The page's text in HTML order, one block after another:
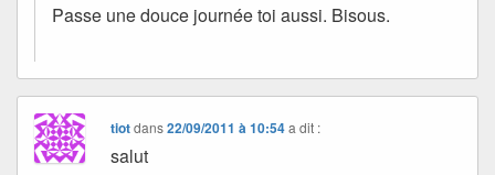
Passe une douce journée toi aussi. Bisous.
tiotdans22/09/2011 à 10:54 a dit :
salut